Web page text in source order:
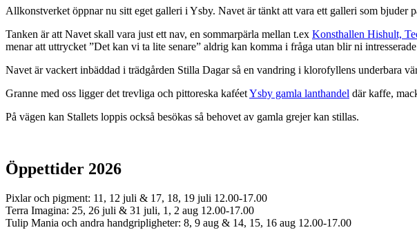
Allkonstverket öppnar nu sitt eget galleri i Ysby. Navet är tänkt att vara ett galleri som bjuder
Tanken är att Navet skall vara just ett nav, en sommarpärla mellan t.ex Konsthallen Hishult,
menar att uttrycket ”Det kan vi ta lite senare” aldrig kan komma i fråga utan blir ni
Navet är vackert inbäddad i trädgården Stilla Dagar så en vandring i klorofyllens underbara
Granne med oss ligger det trevliga och pittoreska kaféetYsby gamla lanthandel där kaffe,
På vägen kan Stallets loppis också besökas så behovet av gamla grejer kan stillas.
Öppettider 2026
Pixlar och pigment: 11, 12 juli & 17, 18, 19 juli 12.00-17.00
Terra Imagina: 25, 26 juli & 31 juli, 1, 2 aug 12.00-17.00
Tulip Mania och andra handgripligheter: 8, 9 aug & 14, 15, 16 aug 12.00-17.00